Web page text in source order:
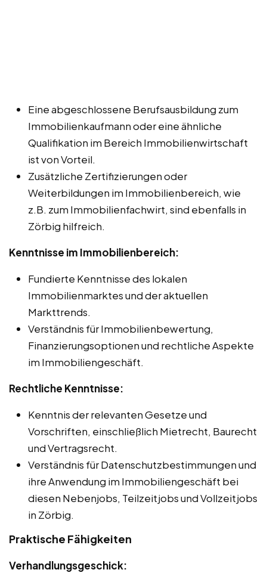
Eine abgeschlossene Berufsausbildung zum
Immobilienkaufmann oder eine ähnliche
Qualifikation im Bereich Immobilienwirtschaft
ist von Vorteil.
Zusätzliche Zertifizierungen oder
Weiterbildungen im Immobilienbereich, wie
z.B. zum Immobilienfachwirt, sind ebenfalls in
Zörbig hilfreich.
Kenntnisse im Immobilienbereich:
Fundierte Kenntnisse des lokalen
Immobilienmarktes und der aktuellen
Markttrends.
Verständnis für Immobilienbewertung,
Finanzierungsoptionen und rechtliche Aspekte
im Immobiliengeschäft.
Rechtliche Kenntnisse:
Kenntnis der relevanten Gesetze und
Vorschriften, einschließlich Mietrecht, Baurecht
und Vertragsrecht.
Verständnis für Datenschutzbestimmungen und
ihre Anwendung im Immobiliengeschäft bei
diesen Nebenjobs, Teilzeitjobs und Vollzeitjobs
in Zörbig.
Praktische Fähigkeiten
Verhandlungsgeschick: